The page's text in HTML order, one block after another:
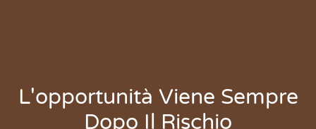
L'opportunità Viene Sempre
Dopo Il Rischio